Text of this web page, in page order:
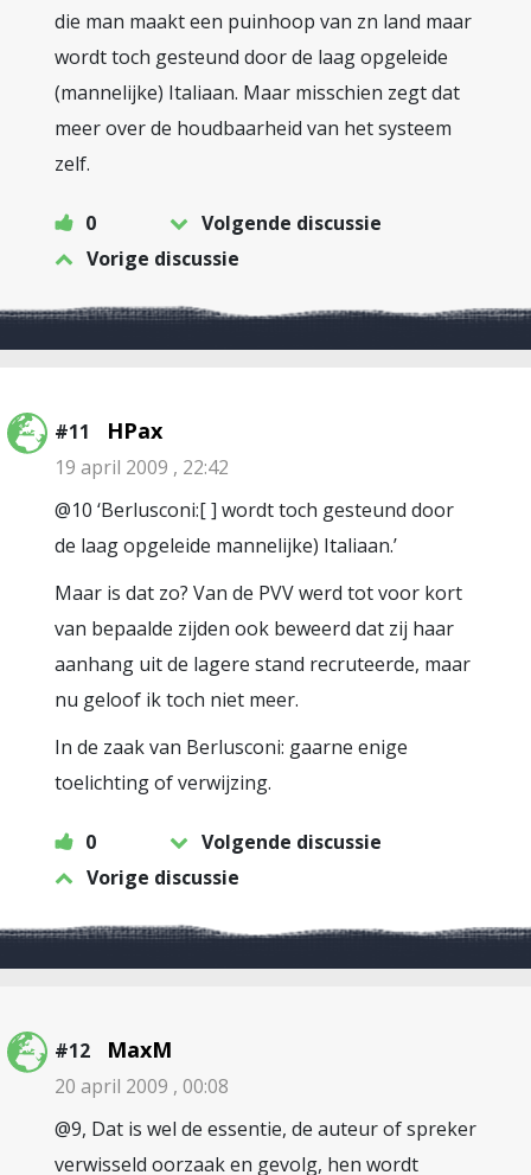
die man maakt een puinhoop van zn land maar
wordt toch gesteund door de laag opgeleide
(mannelijke) Italiaan. Maar misschien zegt dat
meer over de houdbaarheid van het systeem
zelf.
0
Volgende discussie
Vorige discussie
#11 HPax
19 april 2009 , 22:42
@10 ‘Berlusconi:[ ] wordt toch gesteund door
de laag opgeleide mannelijke) Italiaan.’
Maar is dat zo? Van de PVV werd tot voor kort
van bepaalde zijden ook beweerd dat zij haar
aanhang uit de lagere stand recruteerde, maar
nu geloof ik toch niet meer.
In de zaak van Berlusconi: gaarne enige
toelichting of verwijzing.
0
Volgende discussie
Vorige discussie
#12 MaxM
20 april 2009 , 00:08
@9, Dat is wel de essentie, de auteur of spreker
verwisseld oorzaak en gevolg, hen wordt